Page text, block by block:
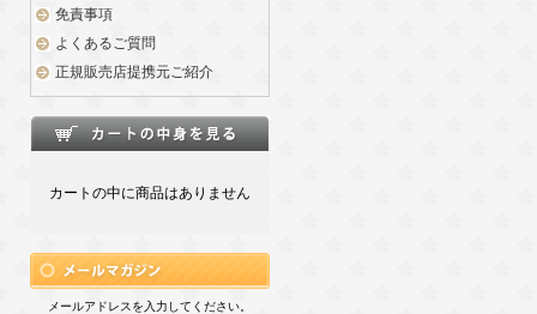
免責事項
よくあるご質問
正規販売店提携元ご紹介
カートの中に商品はありません
メールアドレスを入力してください。